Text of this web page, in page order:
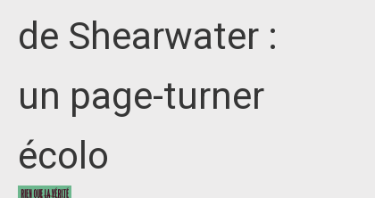
de Shearwater :
un page-turner
écolo